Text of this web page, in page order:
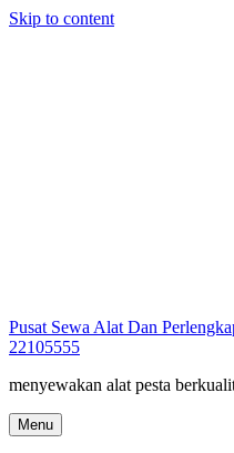
Skip to content
Pusat Sewa Alat Dan
22105555
menyewakan alat pesta
Menu